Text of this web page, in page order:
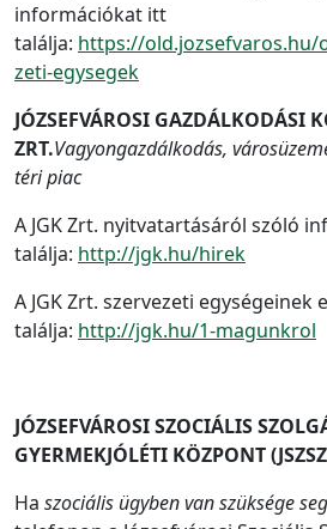
információkat itt
találja: https://old.jozsefvaros.hu/
zeti-egysegek
JÓZSEFVÁROSI GAZDÁLKODÁSI
ZRT.Vagyongazdálkodás,
téri piac
A JGK Zrt. nyitvatartásáról szóló
találja: http://jgk.hu/hirek
A JGK Zrt. szervezeti
találja: http://jgk.hu/1-magunkrol
JÓZSEFVÁROSI SZOCIÁLIS
GYERMEKJÓLÉTI KÖZPONT
Ha szociális ügyben van szüksége